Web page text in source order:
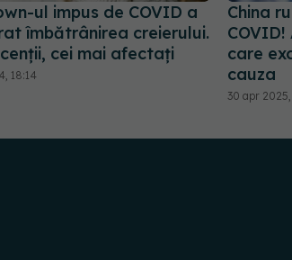
ul impus de COVID a
îmbătrânirea creierului.
cei mai afectați
18:14
China
care
cauza
30 apr